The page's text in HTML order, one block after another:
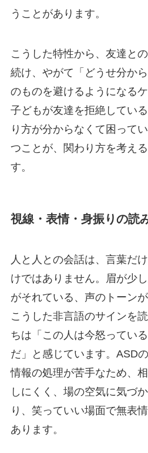
うことがあります。
こうした特性から、友達と
続け、やがて「どうせ分か
のものを避けるようになる
子どもが友達を拒絶してい
り方が分からなくて困って
つことが、関わり方を考え
す。
視線・表情・身振りの読
人と人との会話は、言葉だ
けではありません。眉が少
がそれている、声のトーン
こうした非言語のサインを
ちは「この人は今怒ってい
だ」と感じています。ASD
情報の処理が苦手なため、
しにくく、場の空気に気づ
り、笑っていい場面で無表
あります。